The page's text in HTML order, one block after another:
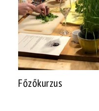
Főzőkurzus